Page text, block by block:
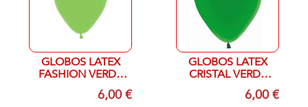
GLOBOS LATEX
FASHION VERDE
LIMA 12,5 CTM
100 UNIDA6,00 €
GLOBOS LATEX
CRISTAL VERDE
330 R-5 100
UNIDADES6,00 €